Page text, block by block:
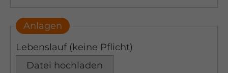
Anlagen
Lebenslauf (keine Pflicht)
Datei hochladen